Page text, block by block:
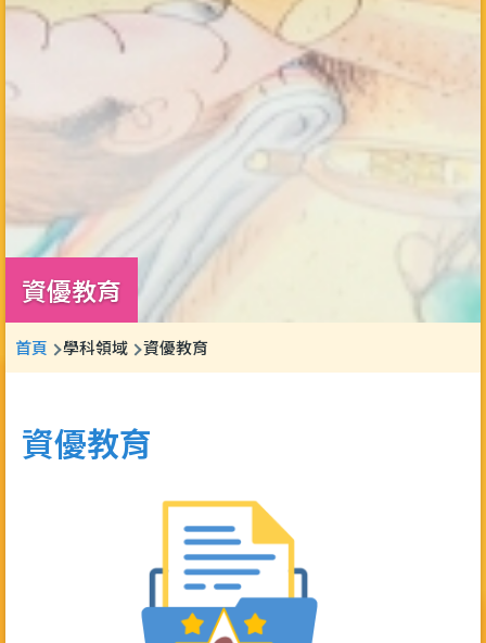
資優教育
導
航
結
首頁 學科領域 資優教育
資優教育